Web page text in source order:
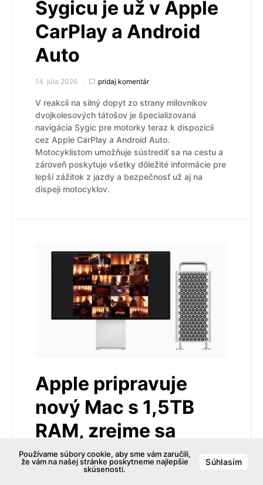
Sygicu je už v Apple
CarPlay a Android
Auto
14. júla 2026 pridaj komentár
V reakcii na silný dopyt zo strany milovníkov
dvojkolesových tátošov je špecializovaná
navigácia Sygic pre motorky teraz k dispozícii
cez Apple CarPlay a Android Auto.
Motocyklistom umožňuje sústrediť sa na cestu a
zároveň poskytuje všetky dôležité informácie pre
lepší zážitok z jazdy a bezpečnosť už aj na
dispeji motocyklov.
Apple pripravuje
nový Mac s 1,5TB
RAM, zrejme sa
nedoplatíme
Používame súbory cookie, aby sme vám zaručili,
že vám na našej stránke poskytneme najlepšie
skúsenosti.
Súhlasím